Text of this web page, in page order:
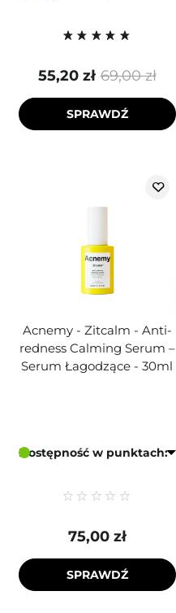
69,00 zł
55,20 zł
SPRAWDŹ
Acnemy - Zitcalm - Anti-
redness Calming Serum –
Serum Łagodzące - 30ml
Dostępność w punktach:
75,00 zł
SPRAWDŹ